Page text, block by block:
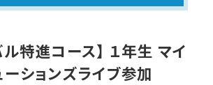
ル特進コース】 １年生 マイ
ーションズライブ参加